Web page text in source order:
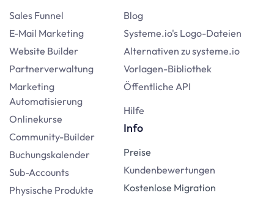
Sales Funnel
E-Mail Marketing
Website Builder
Partnerverwaltung
Marketing
Automatisierung
Onlinekurse
Community-Builder
Buchungskalender
Sub-Accounts
Physische Produkte
Blog
Systeme.io's Logo-Dateien
Alternativen zu systeme.io
Vorlagen-Bibliothek
Öffentliche API
Hilfe
Info
Preise
Kundenbewertungen
Kostenlose Migration